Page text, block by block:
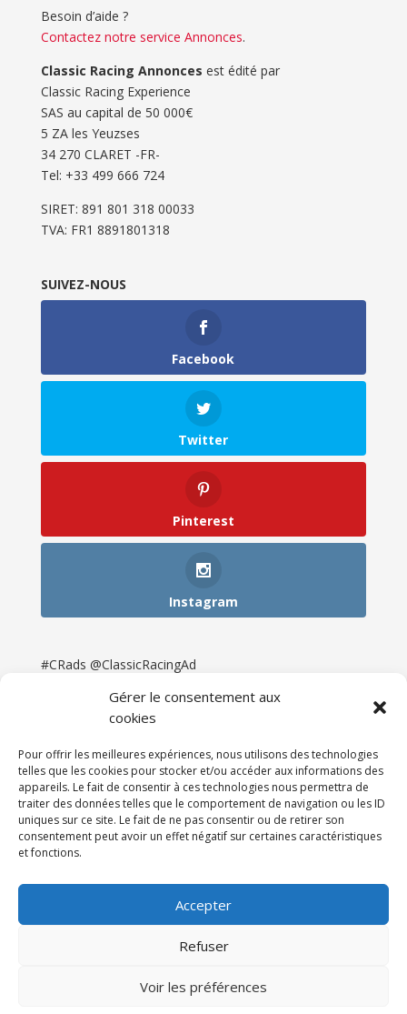
Gérer le consentement aux
cookies
Pour offrir les meilleures expériences, nous utilisons des technologies
telles que les cookies pour stocker et/ou accéder aux informations des
appareils. Le fait de consentir à ces technologies nous permettra de
traiter des données telles que le comportement de navigation ou les ID
uniques sur ce site. Le fait de ne pas consentir ou de retirer son
consentement peut avoir un effet négatif sur certaines caractéristiques
et fonctions.
Accepter
Refuser
Voir les préférences
Besoin d’aide ?
Contactez notre service Annonces.
Classic Racing Annonces est édité par
Classic Racing Experience
SAS au capital de 50 000€
5 ZA les Yeuzses
34 270 CLARET -FR-
Tel: ‭+33 499 666 724‬
SIRET: 891 801 318 00033
TVA: FR1 8891801318
SUIVEZ-NOUS
Facebook
Twitter
Pinterest
Instagram
#CRads @ClassicRacingAd
Newsletter & Presse
Partenaires
Tarifs
Espace Client
121DigitalGroup |